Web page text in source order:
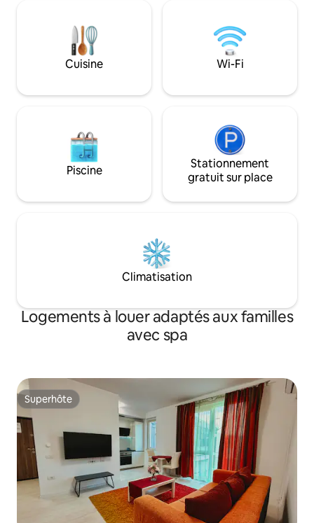
bien adapté pour
rester aussi
souhaitent,
avez besoin, est
Cuisine Wi-Fi
Piscine
Stationnement
gratuit sur place
Climatisation
Logements à louer adaptés aux familles
avec spa
Superhôte
Superhôte